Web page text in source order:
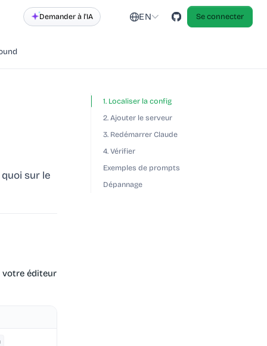
Demander à l'IA EN Se connecter
sur le
votre éditeur
1. Localiser la config
2. Ajouter le serveur
3. Redémarrer Claude
4. Vérifier
Exemples de prompts
Dépannage